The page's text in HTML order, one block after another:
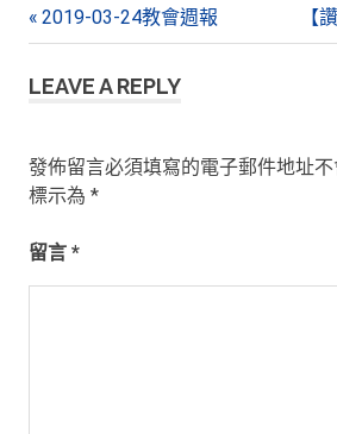
文
章
覽
Previous
Post:
2019-03-24教會週報 【
LEAVE A REPLY
發佈留言必須填寫的電子郵件地址不
標示為 *
留言 *